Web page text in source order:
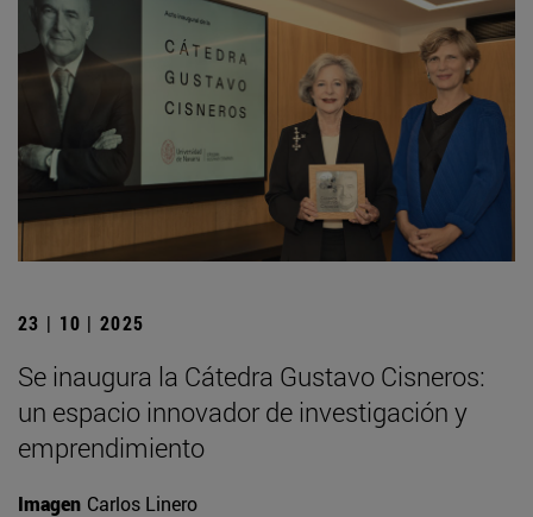
23 | 10 | 2025
Se inaugura la Cátedra Gustavo Cisneros:
un espacio innovador de investigación y
emprendimiento
Imagen Carlos Linero